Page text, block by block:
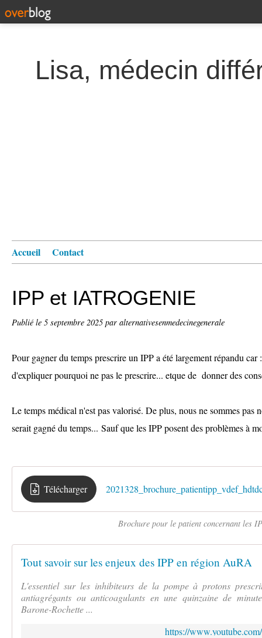
Lisa, médecin
Accueil Contact
IPP et IATROGENIE
Publié le 5 septembre 2025 par alternativesenmedecinegenerale
Pour gagner du temps prescrire un IPP a été largement répandu car
d'expliquer pourquoi ne pas le prescrire... etque de donner des
Le temps médical n'est pas valorisé. De plus, nous ne sommes pas
serait gagné du temps... Sauf que les IPP posent des problèmes à
Télécharger
Brochure pour le patient concernant les
Tout savoir sur les enjeux des IPP en région AuRA
L'essentiel sur les inhibiteurs de la pompe à protons
antiagrégants ou anticoagulants en une quinzaine de
Barone-Rochette ...
https://